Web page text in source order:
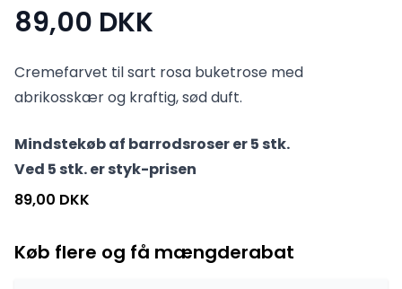
Produktinformation
89,00 DKK
Cremefarvet til sart rosa buketrose med
abrikosskær og kraftig, sød duft.
Mindstekøb af barrodsroser er 5 stk.
Ved 5 stk. er styk-prisen
89,00 DKK
Køb flere og få mængderabat